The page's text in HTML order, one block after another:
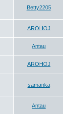
Betty2205
AROHOJ
Antau
AROHOJ
samanka
Antau